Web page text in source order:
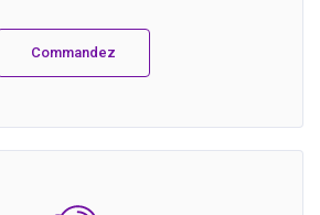
Commandez